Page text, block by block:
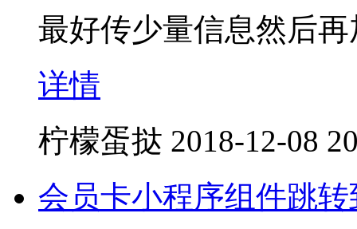
最好传少量信息然后
详情
柠檬蛋挞 2018-12-08
会员卡小程序组件跳